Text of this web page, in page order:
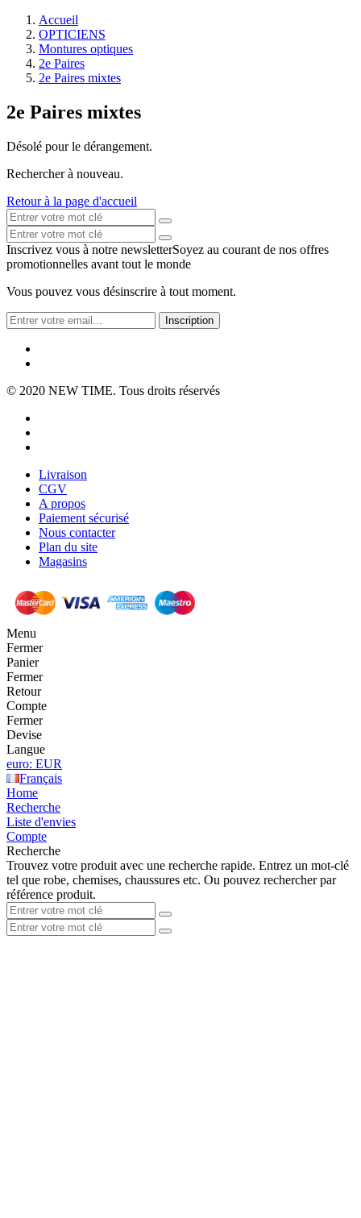
Accueil
OPTICIENS
Montures optiques
2e Paires
2e Paires mixtes
2e Paires mixtes
Désolé pour le dérangement.
Rechercher à nouveau.
Retour à la page d'accueil
Inscrivez vous à notre newsletterSoyez au courant de nos offres
promotionnelles avant tout le monde
Vous pouvez vous désinscrire à tout moment.
Inscription
© 2020 NEW TIME. Tous droits réservés
Livraison
CGV
A propos
Paiement sécurisé
Nous contacter
Plan du site
Magasins
Menu
Fermer
Panier
Fermer
Retour
Compte
Fermer
Devise
Langue
euro: EUR
Français
Home
Recherche
Liste d'envies
Compte
Recherche
Trouvez votre produit avec une recherche rapide. Entrez un mot-clé
tel que robe, chemises, chaussures etc. Ou pouvez rechercher par
référence produit.